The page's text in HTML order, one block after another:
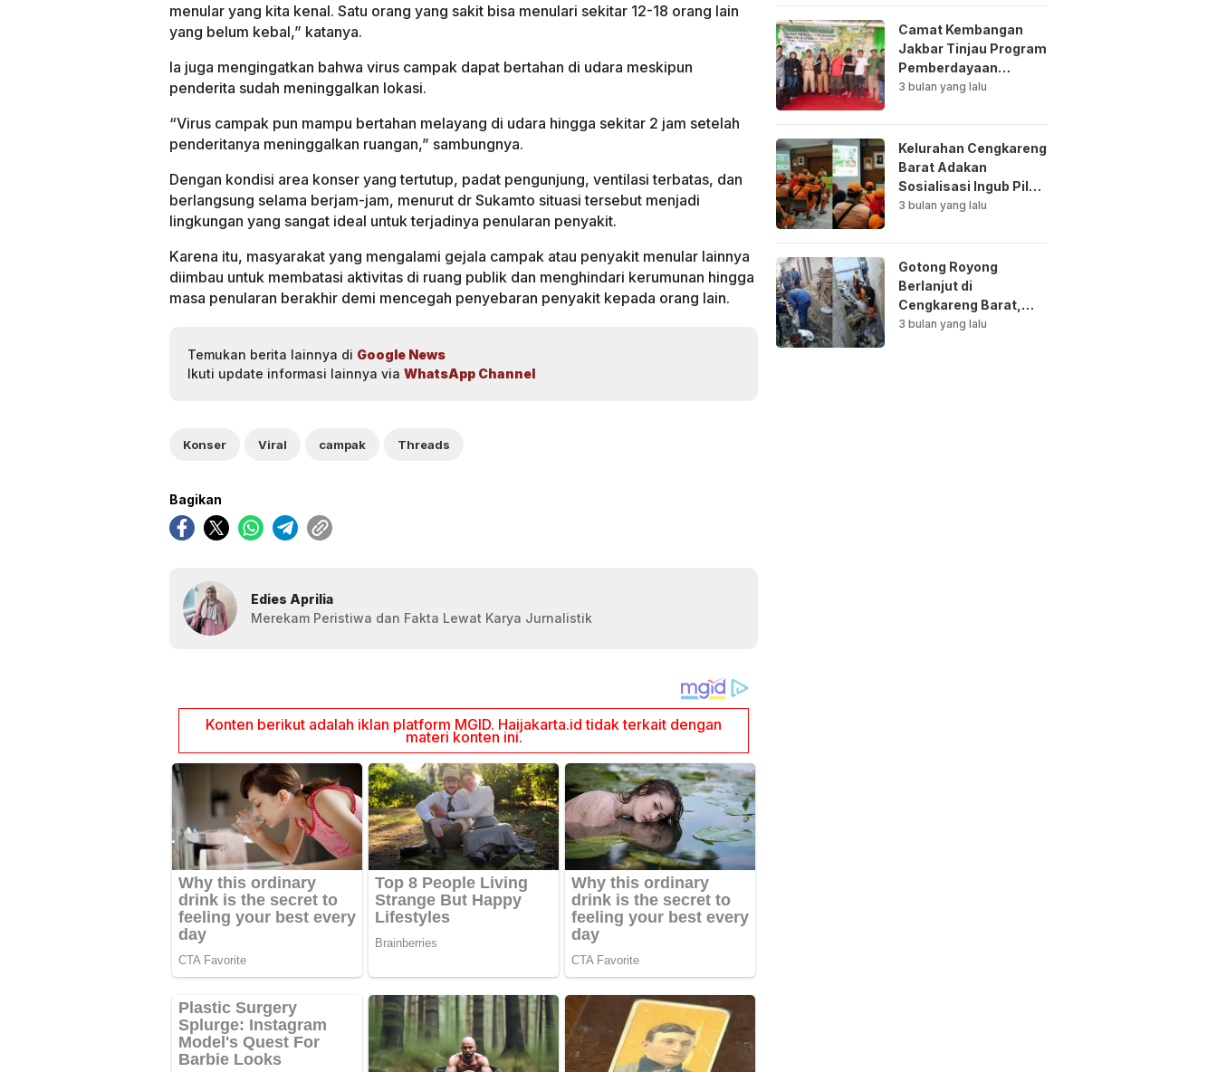
menular yang kita kenal. Satu orang yang sakit bisa menulari sekitar 12-18 orang lain
yang belum kebal,” katanya.
Ia juga mengingatkan bahwa virus campak dapat bertahan di udara meskipun
penderita sudah meninggalkan lokasi.
“Virus campak pun mampu bertahan melayang di udara hingga sekitar 2 jam setelah
penderitanya meninggalkan ruangan,” sambungnya.
Dengan kondisi area konser yang tertutup, padat pengunjung, ventilasi terbatas, dan
berlangsung selama berjam-jam, menurut dr Sukamto situasi tersebut menjadi
lingkungan yang sangat ideal untuk terjadinya penularan penyakit.
Karena itu, masyarakat yang mengalami gejala campak atau penyakit menular lainnya
diimbau untuk membatasi aktivitas di ruang publik dan menghindari kerumunan hingga
masa penularan berakhir demi mencegah penyebaran penyakit kepada orang lain.
Temukan berita lainnya di Google News
Ikuti update informasi lainnya via WhatsApp Channel
Konser Viral campak Threads
Bagikan
Edies Aprilia
Merekam Peristiwa dan Fakta Lewat Karya Jurnalistik
Camat Kembangan
Jakbar Tinjau Program
Pemberdayaan
Lingkungan di Bale
3 bulan yang lalu
Kelurahan Cengkareng
Barat Adakan
Sosialisasi Ingub Pilah
Sampah Kepada PPSU
3 bulan yang lalu
Gotong Royong
Berlanjut di
Cengkareng Barat,
Saluran Air
3 bulan yang lalu